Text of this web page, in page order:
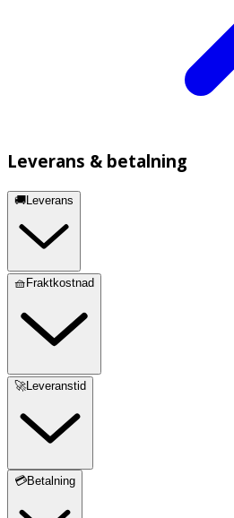
Leverans & betalning
🚚Leverans
🧺Fraktkostnad
🚀Leveranstid
💳Betalning